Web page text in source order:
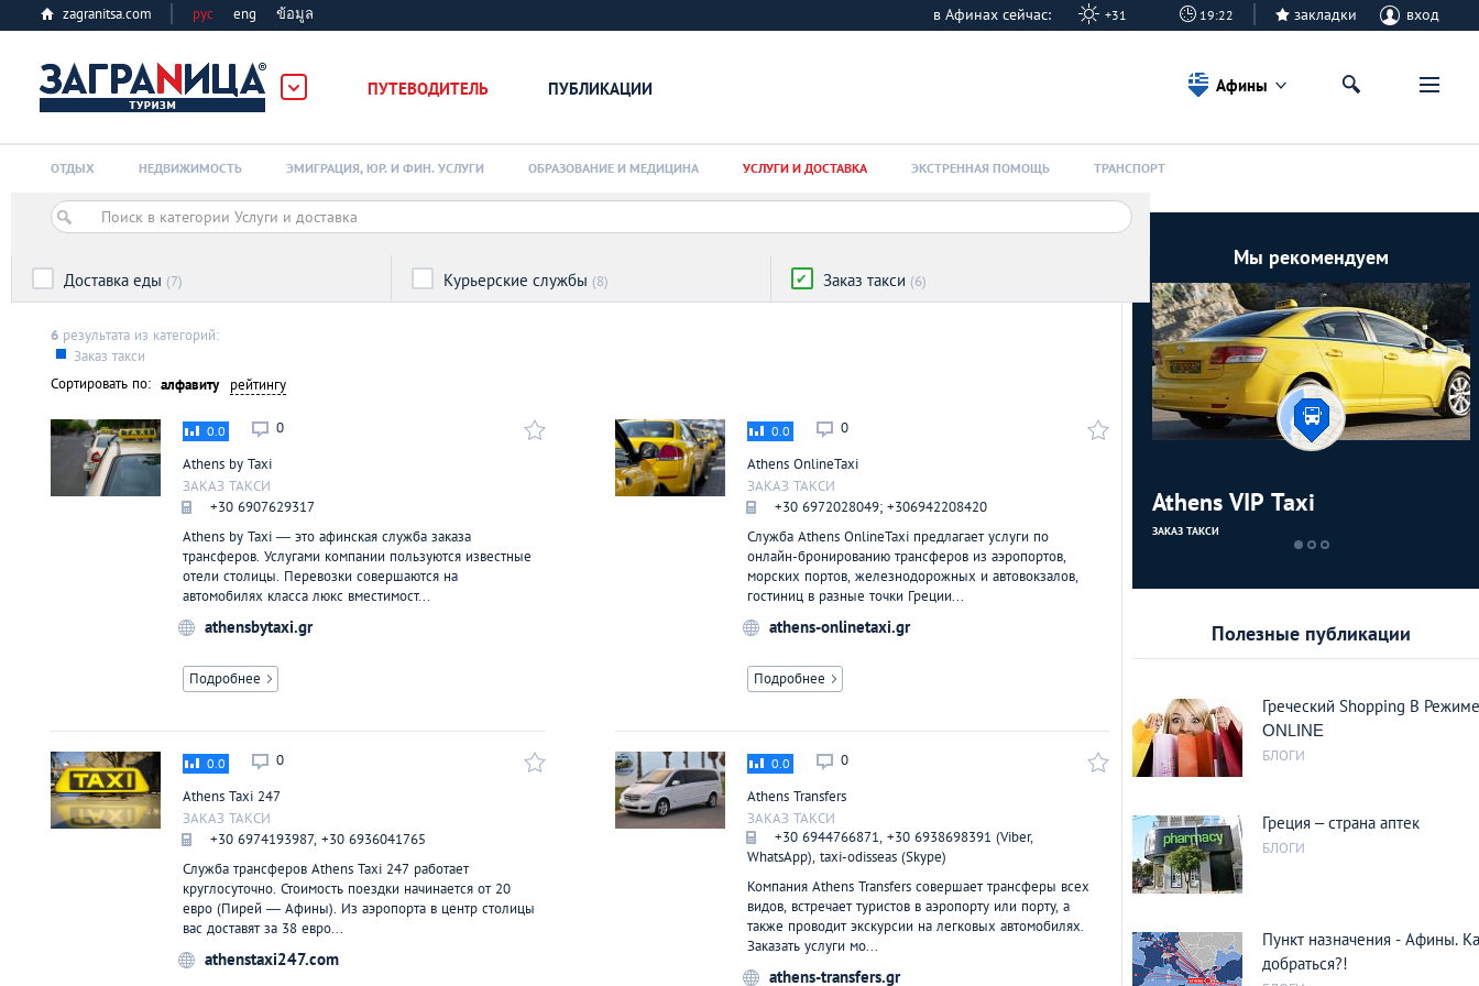
zagranitsa.com рус eng ข้อมูล в Афинах сейчас: +31 19:22 закладки вход
ПУТЕВОДИТЕЛЬ ПУБЛИКАЦИИ
Алматы
Астана
Афины
Киев
Лондон
Лос-Анджелес
Москва
Париж
Паттайя
Пхукет
Санкт-Петербург
Афины
ОТДЫХ НЕДВИЖИМОСТЬ ЭМИГРАЦИЯ, ЮР. И ФИН. УСЛУГИ ОБРАЗОВАНИЕ И МЕДИЦИНА УСЛУГИ И ДОСТАВКА ЭКСТРЕННАЯ ПОМОЩЬ ТРАНСПОРТ
Доставка еды (7) Курьерские службы (8) Заказ такси (6)
6 результата из категорий:
Заказ такси
Сортировать по: алфавиту рейтингу
0.0
0
Athens by Taxi
ЗАКАЗ ТАКСИ
+30 6907629317
Athens by Taxi ― это афинская служба заказа
трансферов. Услугами компании пользуются известные
отели столицы. Перевозки совершаются на
автомобилях класса люкс вместимост...
athensbytaxi.gr
Подробнее
0.0
0
Athens OnlineTaxi
ЗАКАЗ ТАКСИ
+30 6972028049; +306942208420
Служба Athens OnlineTaxi предлагает услуги по
онлайн-бронированию трансферов из аэропортов,
морских портов, железнодорожных и автовокзалов,
гостиниц в разные точки Греции...
athens-onlinetaxi.gr
Подробнее
0.0
0
Athens Taxi 247
ЗАКАЗ ТАКСИ
+30 6974193987, +30 6936041765
Служба трансферов Athens Taxi 247 работает
круглосуточно. Стоимость поездки начинается от 20
евро (Пирей ― Афины). Из аэропорта в центр столицы
вас доставят за 38 евро...
athenstaxi247.com
0.0
0
Athens Transfers
ЗАКАЗ ТАКСИ
+30 6944766871, +30 6938698391 (Viber,
WhatsApp), taxi-odisseas (Skype)
Компания Athens Transfers совершает трансферы всех
видов, встречает туристов в аэропорту или порту, а
также проводит экскурсии на легковых автомобилях.
Заказать услуги мо...
athens-transfers.gr
Мы рекомендуем
Athens VIP Taxi
ЗАКАЗ ТАКСИ
Сlickdelivery.gr
ДОСТАВКА ЕДЫ
Полезные публикации
Греческий Shopping В Режиме
ΟΝLΙΝΕ
БЛОГИ
Греция – страна аптек
БЛОГИ
Пункт назначения - Афины.
добраться?!